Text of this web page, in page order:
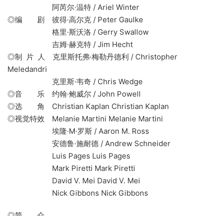
阿芮尔·温特 / Ariel Winter
◎编 剧 彼得·高尔克 / Peter Gaulke
格里·斯沃洛 / Gerry Swallow
吉姆·赫克特 / Jim Hecht
◎制 片 人 克里斯托弗·梅勒丹德利 / Christopher
Meledandri
克里斯·韦奇 / Chris Wedge
◎音 乐 约翰·鲍威尔 / John Powell
◎选 角 Christian Kaplan Christian Kaplan
◎视觉特效 Melanie Martini Melanie Martini
埃隆·M·罗斯 / Aaron M. Ross
安德鲁·施耐德 / Andrew Schneider
Luis Pages Luis Pages
Mark Piretti Mark Piretti
David V. Mei David V. Mei
Nick Gibbons Nick Gibbons